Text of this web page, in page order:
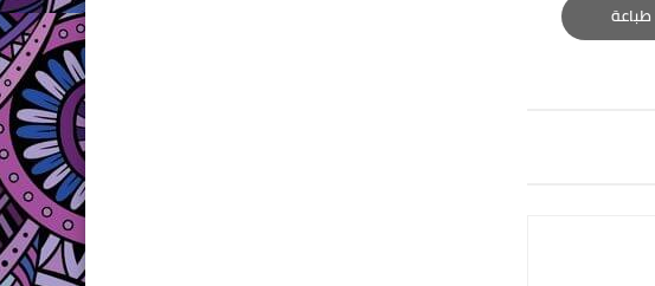
طباعة
Print